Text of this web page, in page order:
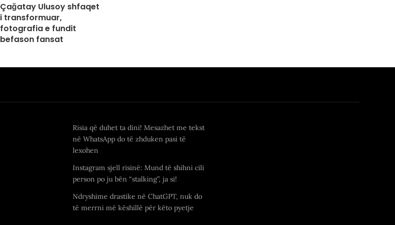
Çağatay Ulusoy shfaqet
i transformuar,
fotografia e fundit
befason fansat
Risia që duhet ta dini! Mesazhet me tekst
në WhatsApp do të zhduken pasi të
lexohen
Instagram sjell risinë: Mund të shihni cili
person po ju bën “stalking”, ja si!
Ndryshime drastike në ChatGPT, nuk do
të merrni më këshillë për këto pyetje